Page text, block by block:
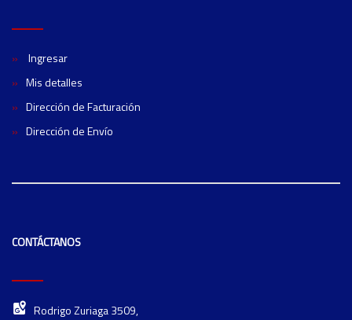
Ingresar
Mis detalles
Dirección de Facturación
Dirección de Envío
CONTÁCTANOS
Rodrigo Zuriaga 3509,